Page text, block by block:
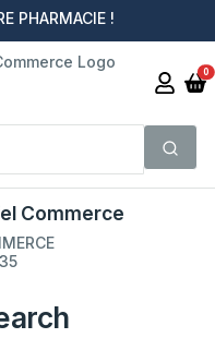
PHARMACIE !
0
Commerce